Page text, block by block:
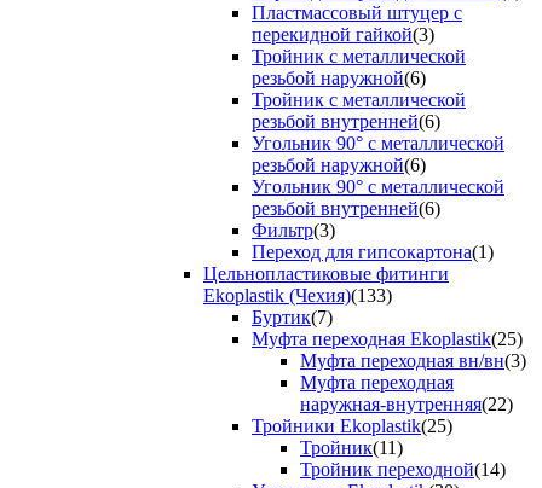
Пластмассовый штуцер с
перекидной гайкой(3)
Тройник с металлической
резьбой наружной(6)
Тройник с металлической
резьбой внутренней(6)
Угольник 90° с металлической
резьбой наружной(6)
Угольник 90° с металлической
резьбой внутренней(6)
Фильтр(3)
Переход для гипсокартона(1)
Цельнопластиковые фитинги
Ekoplastik (Чехия)(133)
Буртик(7)
Муфта переходная Ekoplastik(25)
Муфта переходная вн/вн(3)
Муфта переходная
наружная-внутренняя(22)
Тройники Ekoplastik(25)
Тройник(11)
Тройник переходной(14)